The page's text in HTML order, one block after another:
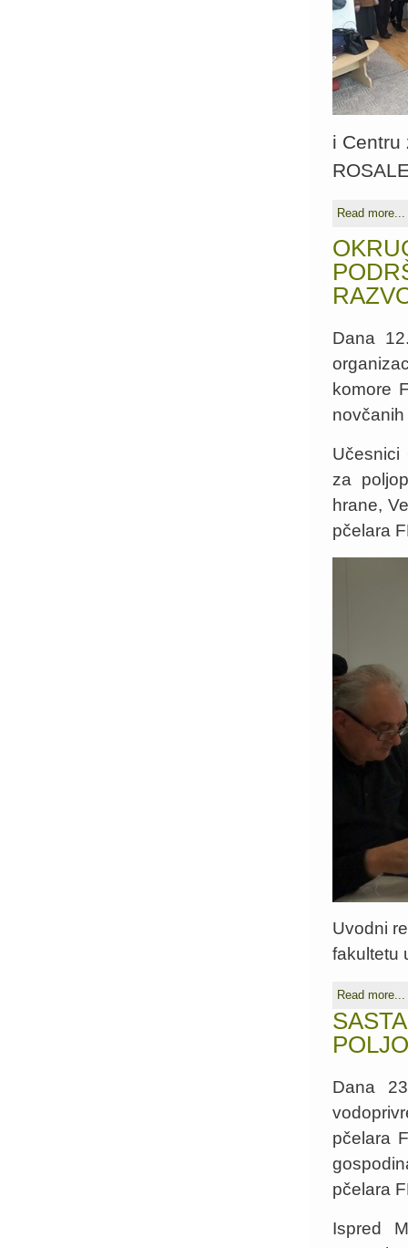
i Centru
Read more...
Dana
komore
novčanih
Učesnici
za
hrane,
pčelara
Uvodni
fakultetu
Read more...
Dana
pčelara
pčelara
Ispred